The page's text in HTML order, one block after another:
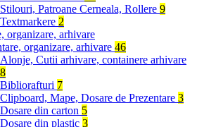
Stilouri, Patroane Cerneala, Rollere 9
Textmarkere 2
organizare, arhivare 46
Alonje, Cutii arhivare, containere arhivare
8
Bibliorafturi 7
Clipboard, Mape, Dosare de Prezentare 3
Dosare din carton 5
Dosare din plastic 3